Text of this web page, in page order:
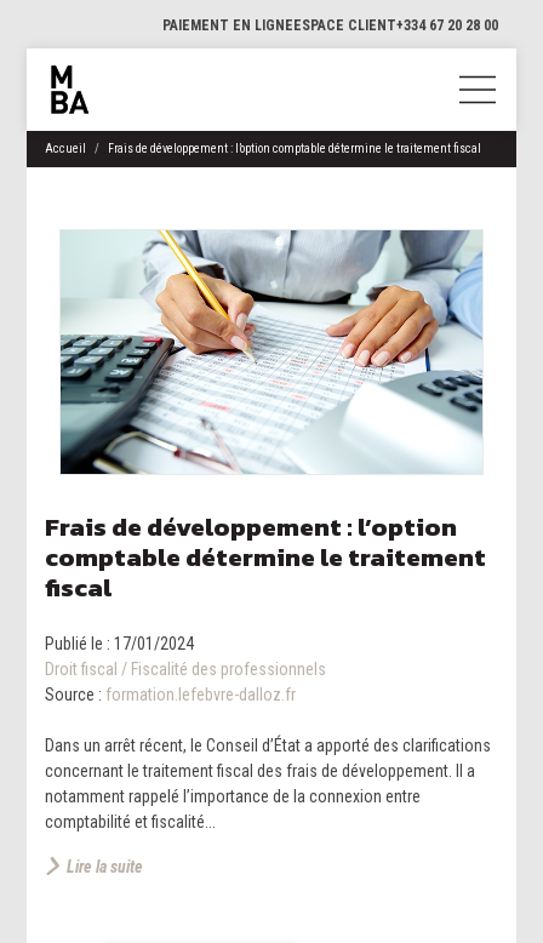
PAIEMENT EN LIGNEESPACE CLIENT+334 67 20 28 00
Accueil Frais de développement : l’option comptable détermine le traitement fiscal
Frais de développement : l’option
comptable détermine le traitement
fiscal
Publié le :17/01/2024
Droit fiscal / Fiscalité des professionnels
Source : formation.lefebvre-dalloz.fr
Dans un arrêt récent, le Conseil d’État a apporté des clarifications
concernant le traitement fiscal des frais de développement. Il a
notamment rappelé l’importance de la connexion entre
comptabilité et fiscalité...
Lire la suite